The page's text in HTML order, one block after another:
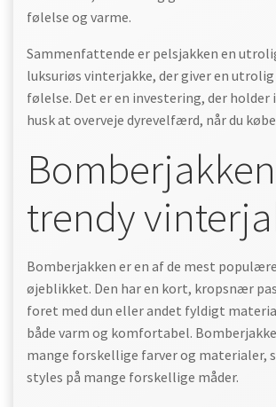
følelse og varme.
Sammenfattende er pelsjakken en
luksuriøs vinterjakke, der giver en
følelse. Det er en investering, der holder
husk at overveje dyrevelfærd, når du
trendy
Bomberjakken er en af de mest
øjeblikket. Den har en kort, kropsnær
foret med dun eller andet fyldigt
både varm og komfortabel.
mange forskellige farver og materialer,
styles på mange forskellige måder.